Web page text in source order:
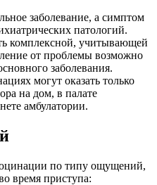
заболевание, а симптом
патологий.
комплексной, учитывающей
от проблемы возможно
заболевания.
могут оказать только
на дом, в палате
амбулатории.
по типу ощущений,
время приступа: